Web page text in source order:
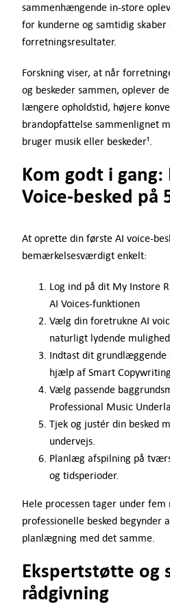
sammenhængende in-store
for kunderne og samtidig
forretningsresultater.
Forskning viser, at når
og beskeder sammen, oplever
længere opholdstid, højere
brandopfattelse sammenlignet
bruger musik eller beskeder¹.
Kom godt i
Voice-besked på
At oprette din første AI voice-
bemærkelsesværdigt enkelt:
Log ind på dit My Instore
AI Voices-funktionen
Vælg din foretrukne AI
naturligt lydende
Indtast dit grundlæggende
hjælp af Smart
Vælg passende
Professional Music
Tjek og justér din besked
undervejs.
Planlæg afspilning på
og tidsperioder.
Hele processen tager under
professionelle besked begynder
planlægning med det samme.
Ekspertstøtte og
rådgivning